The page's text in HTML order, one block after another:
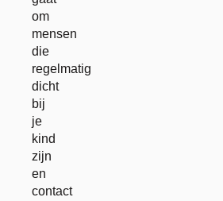
om
mensen
die
regelmatig
dicht
bij
je
kind
zijn
en
contact